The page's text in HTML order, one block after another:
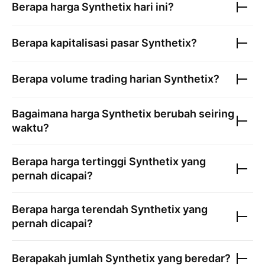
Berapa harga Synthetix hari ini?
Berapa kapitalisasi pasar Synthetix?
Berapa volume trading harian Synthetix?
Bagaimana harga Synthetix berubah seiring
waktu?
Berapa harga tertinggi Synthetixyang
pernah dicapai?
Berapa harga terendah Synthetixyang
pernah dicapai?
Berapakah jumlah Synthetixyang beredar?